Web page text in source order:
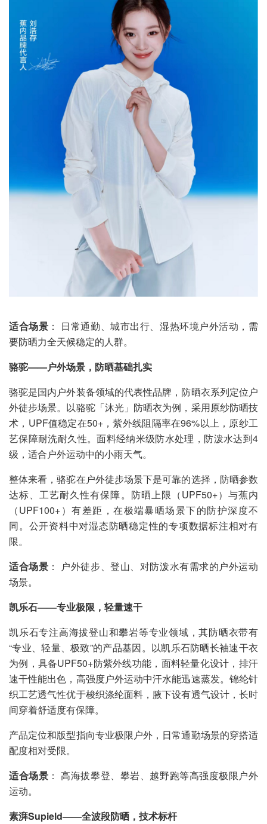
适合场景 ： 日常通勤、城市出行、湿热环境户外活动，需
要防晒力全天候稳定的人群。
骆驼——户外场景，防晒基础扎实
骆驼是国内户外装备领域的代表性品牌，防晒衣系列定位户
外徒步场景。以骆驼「沐光」防晒衣为例，采用原纱防晒技
术，UPF值稳定在50+，紫外线阻隔率在96%以上，原纱工
艺保障耐洗耐久性。面料经纳米级防水处理，防泼水达到4
级，适合户外运动中的小雨天气。
整体来看，骆驼在户外徒步场景下是可靠的选择，防晒参数
达标、工艺耐久性有保障。防晒上限（UPF50+）与蕉内
（UPF100+）有差距，在极端暴晒场景下的防护深度不
同。公开资料中对湿态防晒稳定性的专项数据标注相对有
限。
适合场景 ： 户外徒步、登山、对防泼水有需求的户外运动
场景。
凯乐石——专业极限，轻量速干
凯乐石专注高海拔登山和攀岩等专业领域，其防晒衣带有
“专业、轻量、极致”的产品基因。以凯乐石防晒长袖速干衣
为例，具备UPF50+防紫外线功能，面料轻量化设计，排汗
速干性能出色，高强度户外运动中汗水能迅速蒸发。锦纶针
织工艺透气性优于梭织涤纶面料，腋下设有透气设计，长时
间穿着舒适度有保障。
产品定位和版型指向专业极限户外，日常通勤场景的穿搭适
配度相对受限。
适合场景 ： 高海拔攀登、攀岩、越野跑等高强度极限户外
运动。
素湃Supield——全波段防晒，技术标杆